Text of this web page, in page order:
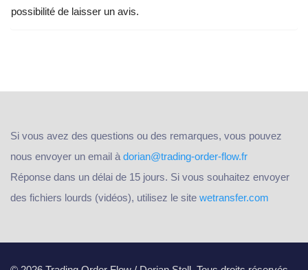
à
possibilité de laisser un avis.
Si vous avez des questions ou des remarques, vous pouvez
nous envoyer un email à dorian@trading-order-flow.fr
Réponse dans un délai de 15 jours. Si vous souhaitez envoyer
des fichiers lourds (vidéos), utilisez le site wetransfer.com